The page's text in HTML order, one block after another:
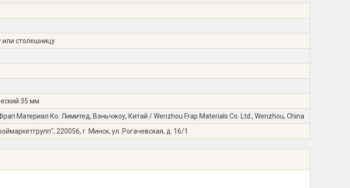
или столешницу
35 мм
Материал Ко. Лимитед, Вэньчжоу, Китай / Wenzhou Frap Materials Co. Ltd., Wenzhou, China
220056, г. Минск, ул. Рогачевская, д. 16/1